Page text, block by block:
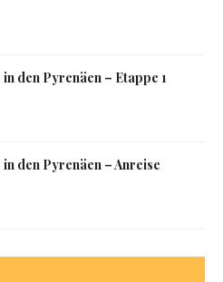
in den Pyrenäen – Etappe 1
in den Pyrenäen – Anreise